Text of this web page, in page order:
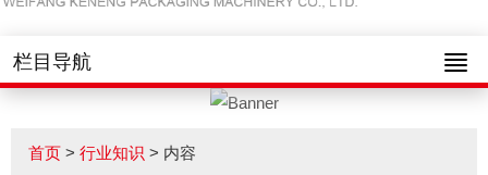
栏目导航
首页 > 行业知识 > 内容